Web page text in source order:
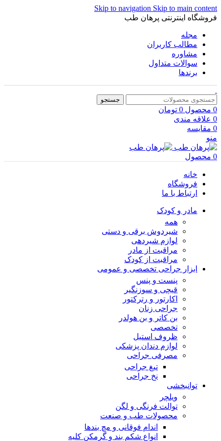
Skip to navigation Skip to main content
فروشگاه اینترنتی پرهان طب
مجله
مطالب کاربران
مشاوره
سوالات متداول
برندها
جستجو
0 محصول 0 تومان
0 علاقه مندی
0 مقایسه
منو
0 محصول
خانه
فروشگاه
ارتباط با ما
مادر و کودک
همه
شیردوش برقی و دستی
لوازم شیردهی
مراقبت از مادر
مراقبت از کودک
ابزار جراحی تخصصی و عمومی
پنست و پنس
قیچی و سوزنگیر
اکارتور و رترکتور
جراحی زنان
بن کاتر و بن هولدر
تخصصی
ظروف استیل
لوازم دندان پزشکی
مصرفی جراحی
تیغ جراحی
نخ جراحی
توانبخشی
ویلچر
توالت فرنگی و لگن
محصولات طب و صنعت
اندام فوقانی و مچ بندها
انواع شکم بند و گرمکن کلیه